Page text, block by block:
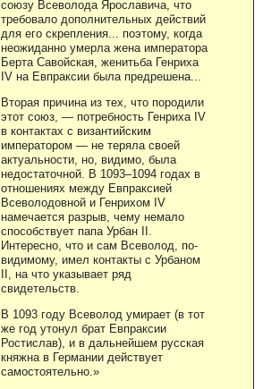
союзу Всеволода Ярославича, что
требовало дополнительных действий
для его скрепления... поэтому, когда
неожиданно умерла жена императора
Берта Савойская, женитьба Генриха
IV на Евпраксии была предрешена...
Вторая причина из тех, что породили
этот союз, — потребность Генриха IV
в контактах с византийским
императором — не теряла своей
актуальности, но, видимо, была
недостаточной. В 1093–1094 годах в
отношениях между Евпраксией
Всеволодовной и Генрихом IV
намечается разрыв, чему немало
способствует папа Урбан II.
Интересно, что и сам Всеволод, по-
видимому, имел контакты с Урбаном
II, на что указывает ряд
свидетельств.
В 1093 году Всеволод умирает (в тот
же год утонул брат Евпраксии
Ростислав), и в дальнейшем русская
княжна в Германии действует
самостоятельно.»